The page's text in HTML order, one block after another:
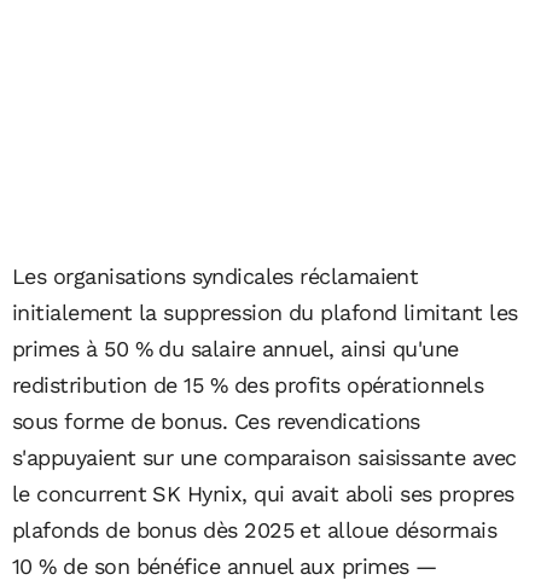
Les organisations syndicales réclamaient
initialement la suppression du plafond limitant les
primes à 50 % du salaire annuel, ainsi qu'une
redistribution de 15 % des profits opérationnels
sous forme de bonus. Ces revendications
s'appuyaient sur une comparaison saisissante avec
le concurrent SK Hynix, qui avait aboli ses propres
plafonds de bonus dès 2025 et alloue désormais
10 % de son bénéfice annuel aux primes —